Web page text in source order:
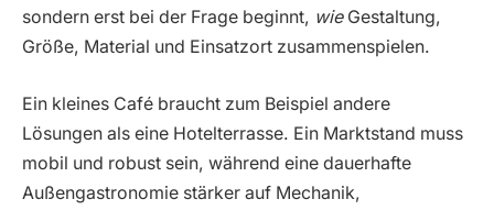
sondern erst bei der Frage beginnt, wieGestaltung,
Größe, Material und Einsatzort zusammenspielen.
Ein kleines Café braucht zum Beispiel andere
Lösungen als eine Hotelterrasse. Ein Marktstand muss
mobil und robust sein, während eine dauerhafte
Außengastronomie stärker auf Mechanik,